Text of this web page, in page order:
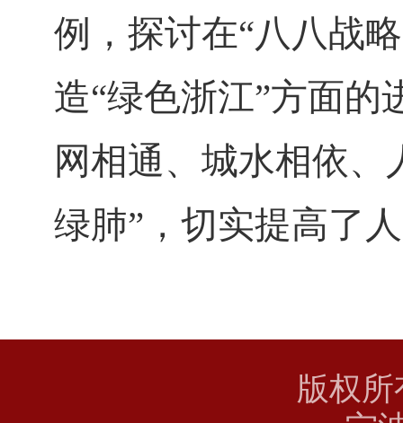
例，探讨在“八八战
造“绿色浙江”方面的
网相通、城水相依、
绿肺”，切实提高了
版权